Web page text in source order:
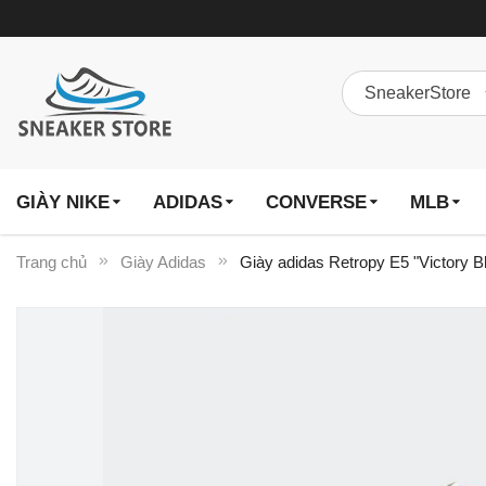
GIÀY NIKE ADIDAS CONVERSE MLB
Trang chủ Giày Adidas Giày adidas Retropy E5 "Victory